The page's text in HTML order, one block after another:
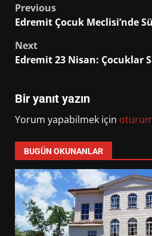
Post
navigation
Previous
Edremit Çocuk Meclisi’nde
Next
Edremit 23 Nisan: Çocuklar
Bir yanıt yazın
Yorum yapabilmek için oturum
BUGÜN OKUNANLAR